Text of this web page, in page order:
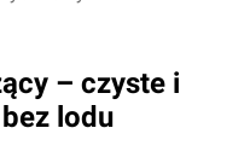
– czyste i
lodu